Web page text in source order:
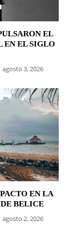
EL
EN EL SIGLO
agosto 3, 2026
EN LA
BELICE
agosto 2, 2026